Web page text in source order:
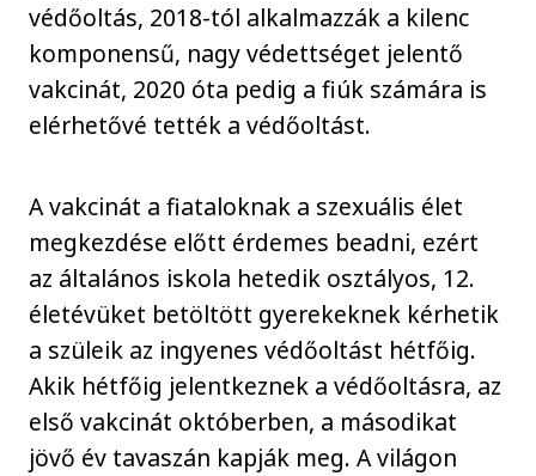
védőoltás, 2018-tól alkalmazzák a kilenc
komponensű, nagy védettséget jelentő
vakcinát, 2020 óta pedig a fiúk számára is
elérhetővé tették a védőoltást.
A vakcinát a fiataloknak a szexuális élet
megkezdése előtt érdemes beadni, ezért
az általános iskola hetedik osztályos, 12.
életévüket betöltött gyerekeknek kérhetik
a szüleik az ingyenes védőoltást hétfőig.
Akik hétfőig jelentkeznek a védőoltásra, az
első vakcinát októberben, a másodikat
jövő év tavaszán kapják meg. A világon